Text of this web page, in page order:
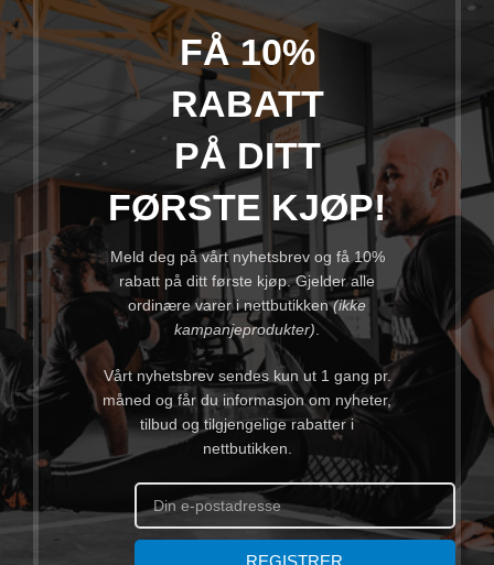
FÅ 10%
RABATT
PÅ DITT
FØRSTE KJØP!
Meld deg på vårt nyhetsbrev og få 10%
rabatt på ditt første kjøp. Gjelder alle
ordinære varer i nettbutikken(ikke
kampanjeprodukter).
Vårt nyhetsbrev sendes kun ut 1 gang pr.
måned og får du informasjon om nyheter,
tilbud og tilgjengelige rabatter i
nettbutikken.
REGISTRER